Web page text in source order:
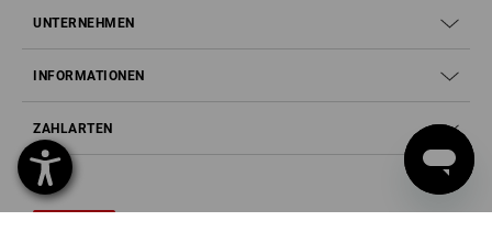
UNTERNEHMEN
INFORMATIONEN
ZAHLARTEN